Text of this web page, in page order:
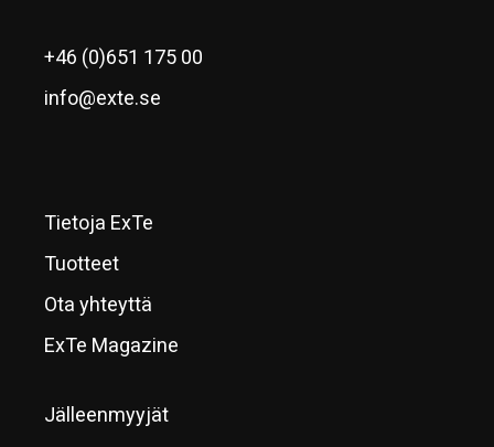
+46 (0)651 175 00
info@exte.se
Tietoja ExTe
Tuotteet
Ota yhteyttä
ExTe Magazine
Jälleenmyyjät